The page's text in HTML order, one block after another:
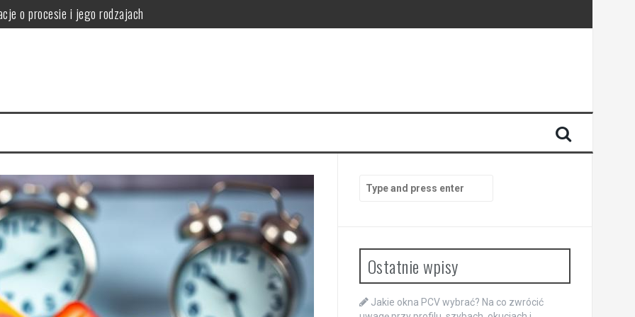
o procesie i jego rodzajach
ryzyka zdrowotne
kuchni pełne zalet
przy profilu, szybach, okuciach i współczynniku Uw
Search
for:
Ostatnie wpisy
Jakie okna PCV wybrać? Na co zwrócić